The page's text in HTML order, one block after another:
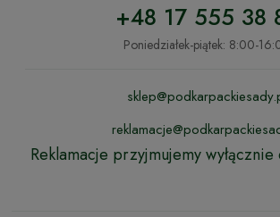
+48 17 555 38
Poniedziałek-piątek: 8:00-
Reklamacje przyjmujemy